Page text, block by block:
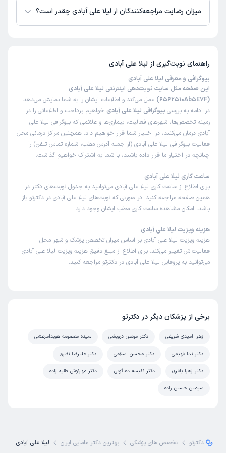
میزان رضایت مراجعه‌کنندگان از لیلا علی آبادی چقدر است؟
راهنمای نوبت‌گیری از لیلا علی آبادی
بیوگرافی و معرفی لیلا علی آبادی
این صفحه مثل سایت نوبت‌دهی اینترنتی لیلا علی آبادی
(6562510Ab5E7F)
عمل می‌کند و اطلاعات ایشان را به شما نمایش می‌دهد.
در ادامه به بررسی بیوگرافی لیلا علی آبادی خواهیم پرداخت و اطلاعاتی را در
زمینه تخصص‌ها، شهرهای فعالیت، بیماری‌ها و علائمی که بیوگرافی لیلا علی
آبادی درمان می‌کنند، در اختیار شما قرار خواهیم داد. همچنین مراکز درمانی محل
فعالیت بیوگرافی لیلا علی آبادی (از جمله آدرس مطب، شماره تماس تلفن) را
چنانچه در اختیار ما قرار داده باشند، با شما به اشتراک خواهیم گذاشت.
ساعت کاری لیلا علی آبادی
برای اطلاع از ساعت کاری لیلا علی آبادی می‌توانید به جدول نوبت‌های دکتر در
همین صفحه مراجعه کنید. در صورتی که نوبت‌های لیلا علی آبادی در دکترتو باز
باشد، امکان مشاهده ساعت کاری مطب ایشان وجود دارد.
هزینه ویزیت لیلا علی آبادی
هزینه ویزیت لیلا علی آبادی بر اساس میزان تخصص پزشک و شهر محل
فعالیت‌اش تغییر می‌کند. برای اطلاع از مبلغ دقیق هزینه ویزیت لیلا علی آبادی
می‌توانید به پروفایل لیلا علی آبادی در دکترتو مراجعه کنید.
برخی از پزشکان دیگر در دکترتو
زهرا امیدی شریفی دکتر مونس درویشی سیده معصومه هویدامرعشی
دکتر ندا فهیمی دکتر محسن اسلامی دکتر علیرضا نظری
دکتر زهرا باقری دکتر نفیسه دعاگویی دکتر مهرنوش فقیه زاده
سیمین حسین زاده
دکترتو تخصص های پزشکی بهترین دکتر مامایی ایران لیلا علی آبادی